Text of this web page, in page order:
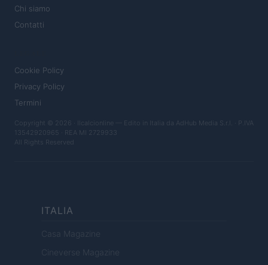
Chi siamo
Contatti
Cookie Policy
Privacy Policy
Termini
Copyright © 2026 · Ilcalcionline — Edito in Italia da AdHub Media S.r.l. · P.IVA
13542920965 · REA MI 2729933
All Rights Reserved
ITALIA
Casa Magazine
Cineverse Magazine